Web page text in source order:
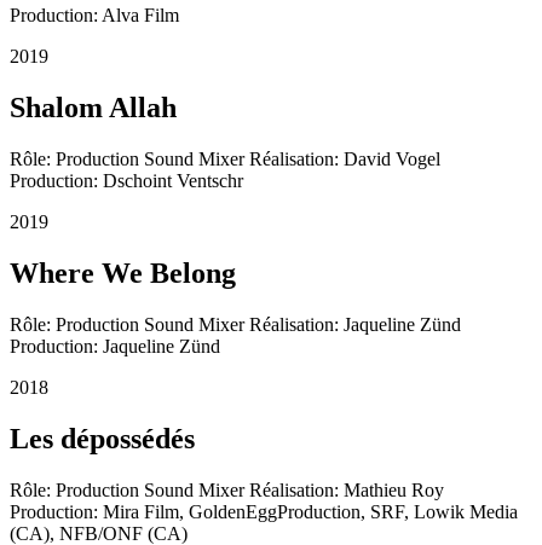
Production: Alva Film
2019
Shalom Allah
Rôle: Production Sound Mixer Réalisation: David Vogel
Production: Dschoint Ventschr
2019
Where We Belong
Rôle: Production Sound Mixer Réalisation: Jaqueline Zünd
Production: Jaqueline Zünd
2018
Les dépossédés
Rôle: Production Sound Mixer Réalisation: Mathieu Roy
Production: Mira Film, GoldenEggProduction, SRF, Lowik Media
(CA), NFB/ONF (CA)